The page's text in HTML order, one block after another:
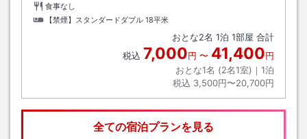
食事なし
【禁煙】スタンダードダブル 18平米
おとな2名 1泊 1部屋 合計
税込 7,000円 〜 41,400円
おとな1名 (2名1室)｜ 1泊
税込 3,500円〜20,700円
全ての宿泊プランを見る